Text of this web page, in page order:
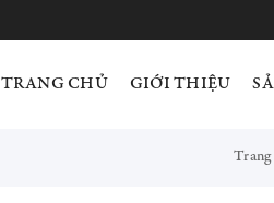
TRANG CHỦ GIỚI THIỆU
Trang